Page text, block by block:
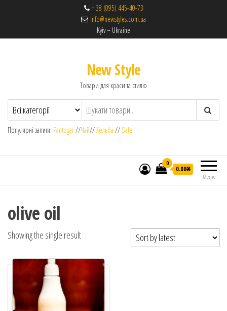
+ 38 (095) 445-40-73
info@newstyles.com.ua
Kyiv – Ukraine
New Style
Товари для краси та стилю
Популярні запити: Pantogar//Чай//Хельба // Sale
Меню
0
0.00₴
olive oil
Showing the single result